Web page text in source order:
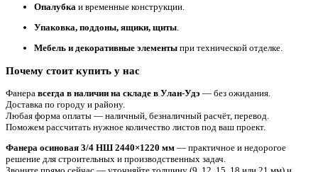
Опалубка и временные конструкции.
Упаковка, поддоны, ящики, щиты.
Мебель и декоративные элементы при технической отделке.
Почему стоит купить у нас
Фанера всегда в наличии на складе в Улан-Удэ — без ожидания.
Доставка по городу и району.
Любая форма оплаты — наличный, безналичный расчёт, перевод.
Поможем рассчитать нужное количество листов под ваш проект.
Фанера осиновая 3/4 НШ 2440×1220 мм — практичное и недорогое
решение для строительных и производственных задач.